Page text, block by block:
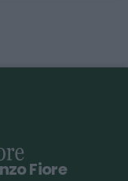
Fiore